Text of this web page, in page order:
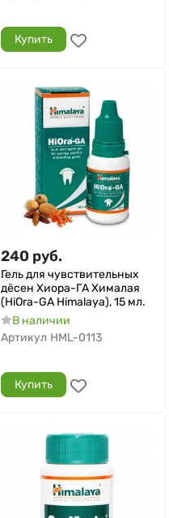
Купить
240 руб.
Гель для чувствительных
дёсен Хиора-ГА Хималая
(HiOra-GA Himalaya), 15 мл.
В наличии
Артикул HML-0113
Купить